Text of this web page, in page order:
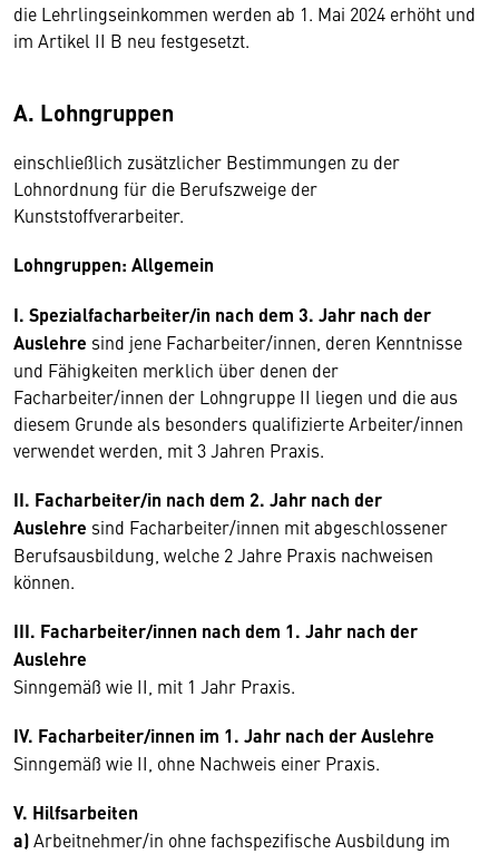
die Lehrlingseinkommen werden ab 1. Mai 2024 erhöht und
im Artikel II B neu festgesetzt.
A. Lohngruppen
einschließlich zusätzlicher Bestimmungen zu der
Lohnordnung für die Berufszweige der
Kunststoffverarbeiter.
Lohngruppen: Allgemein
I. Spezialfacharbeiter/in nach dem 3. Jahr nach der
Auslehre sind jene Facharbeiter/innen, deren Kenntnisse
und Fähigkeiten merklich über denen der
Facharbeiter/innen der Lohngruppe II liegen und die aus
diesem Grunde als besonders qualifizierte Arbeiter/innen
verwendet werden, mit 3 Jahren Praxis.
II. Facharbeiter/in nach dem 2. Jahr nach der
Auslehre sind Facharbeiter/innen mit abgeschlossener
Berufsausbildung, welche 2 Jahre Praxis nachweisen
können.
III. Facharbeiter/innen nach dem 1. Jahr nach der
Auslehre
Sinngemäß wie II, mit 1 Jahr Praxis.
IV. Facharbeiter/innen im 1. Jahr nach der Auslehre
Sinngemäß wie II, ohne Nachweis einer Praxis.
V. Hilfsarbeiten
a)Arbeitnehmer/in ohne fachspezifische Ausbildung im